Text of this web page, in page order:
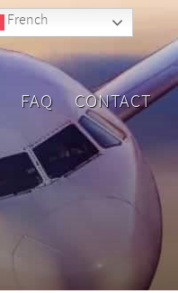
FAQ CONTACT
French